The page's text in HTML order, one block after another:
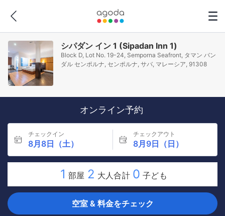
シパダン イン 1 (Sipadan Inn 1)
Block D, Lot No. 19-24, Semporna Seafront, タマン バン
ダル センポルナ, センポルナ, サバ, マレーシア, 91308
オンライン予約
チェックイン
8月8日（土）
チェックアウト
8月9日（日）
1 部屋 2 大人合計 0 子ども
空室 & 料金をチェック